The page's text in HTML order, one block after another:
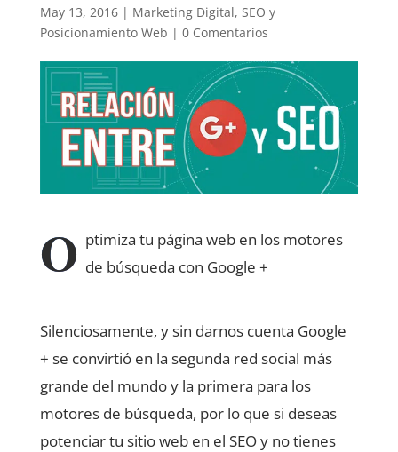
May 13, 2016| Marketing Digital, SEO y
Posicionamiento Web | 0 Comentarios
O ptimiza tu página web en los motores
de búsqueda con Google +
Silenciosamente, y sin darnos cuenta Google
+ se convirtió en la segunda red social más
grande del mundo y la primera para los
motores de búsqueda, por lo que si deseas
potenciar tu sitio web en el SEO y no tienes